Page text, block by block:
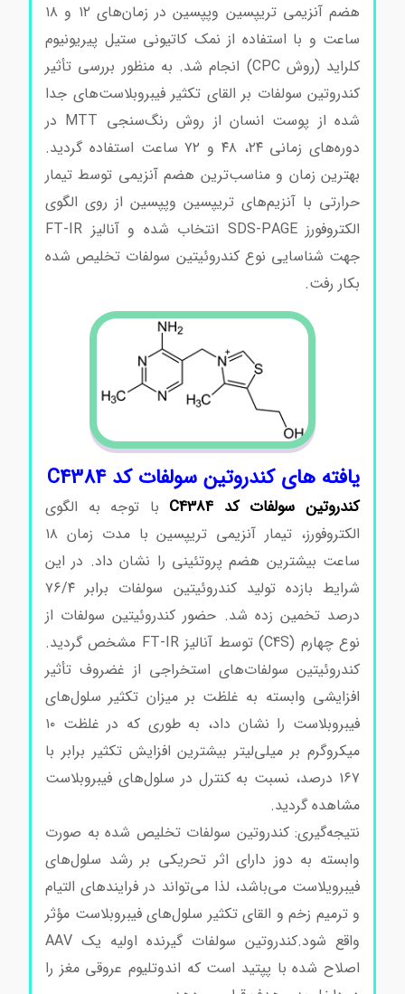
هضم آنزیمی تریپسین وپپسین در زمان‌های ۱۲ و ۱۸
ساعت و با استفاده از نمک کاتیونی ستیل پیریونیوم
کلراید (روش CPC) انجام شد. به منظور بررسی تأثیر
کندروتین سولفات بر القای تکثیر فیبروبلاست‌های جدا
شده از پوست انسان از روش رنگ‌سنجی MTT در
دوره‌های زمانی ۲۴، ۴۸ و ۷۲ ساعت استفاده گردید.
بهترین زمان و مناسب‌ترین هضم آنزیمی توسط تیمار
حرارتی با آنزیم‌های تریپسین وپپسین از روی الگوی
الکتروفورز SDS-PAGE انتخاب شده و آنالیز FT-IR
جهت شناسایی نوع کندروئیتین سولفات تخلیص شده
بکار رفت.
یافته های کندروتین سولفات کد C4384
کندروتین سولفات کد C4384با توجه به الگوی
الکتروفورز، تیمار آنزیمی تریپسین با مدت زمان ۱۸
ساعت بیشترین هضم پروتئینی را نشان داد. در این
شرایط بازده تولید کندروئیتین سولفات برابر ۷۶/۴
درصد تخمین زده شد. حضور کندروئیتین سولفات از
نوع چهارم (C4S) توسط آنالیز FT-IR مشخص گردید.
کندروئیتین سولفات‌های استخراجی از غضروف تأثیر
افزایشی وابسته به غلظت بر میزان تکثیر سلول‌های
فیبروبلاست را نشان داد، به‌ طوری که در غلظت ۱۰
میکروگرم بر میلی‌لیتر بیشترین افزایش تکثیر برابر با
۱۶۷ درصد، نسبت به کنترل در سلول‌های فیبروبلاست
مشاهده گردید.
نتیجه‌گیری: کندروتین سولفات تخلیص شده به صورت
وابسته به دوز دارای اثر تحریکی بر رشد سلول‌های
فیبرویلاست می‌باشد، لذا می‌‍‌تواند در فرایندهای التیام
و ترمیم زخم و القای تکثیر سلول‌های فیبروبلاست مؤثر
واقع شود.
کندروتین سولفات گیرنده اولیه یک AAV
اصلاح شده با پپتید است که اندوتلیوم عروقی مغز را